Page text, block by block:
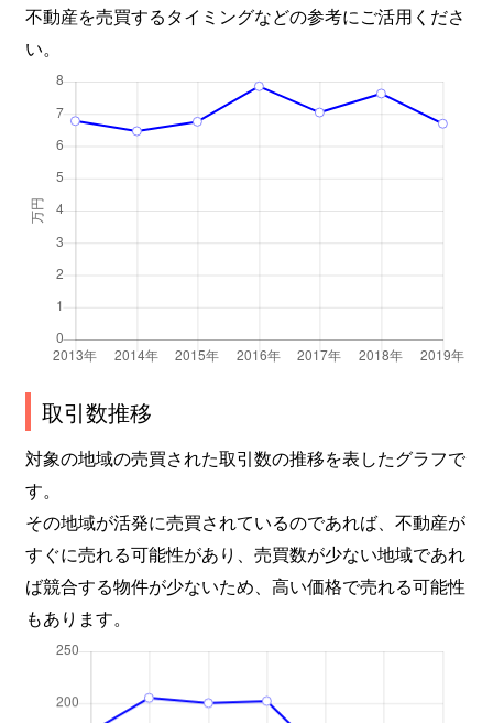
不動産を売買するタイミングなどの参考にご活用くださ
い。
取引数推移
対象の地域の売買された取引数の推移を表したグラフで
す。
その地域が活発に売買されているのであれば、不動産が
すぐに売れる可能性があり、売買数が少ない地域であれ
ば競合する物件が少ないため、高い価格で売れる可能性
もあります。